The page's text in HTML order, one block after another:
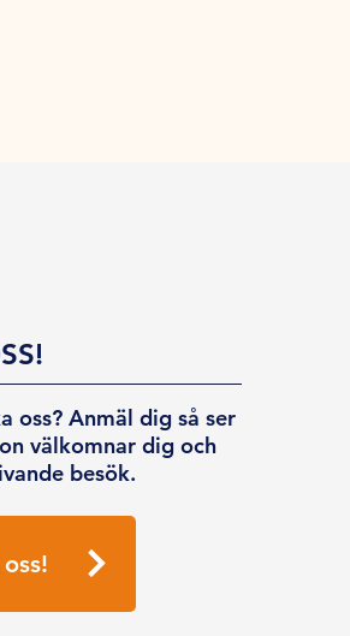
oss? Anmäl dig så ser
välkomnar dig och
besök.